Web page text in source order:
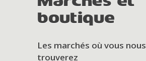
boutique
Les marchés où vous nous
trouverez